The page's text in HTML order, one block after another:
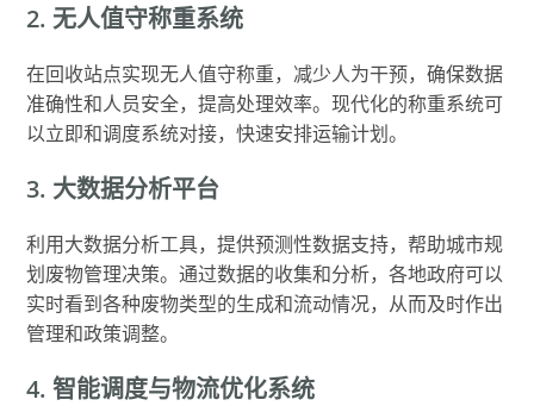
2. 无人值守称重系统
在回收站点实现无人值守称重，减少人为干预，确保数据
准确性和人员安全，提高处理效率。现代化的称重系统可
以立即和调度系统对接，快速安排运输计划。
3. 大数据分析平台
利用大数据分析工具，提供预测性数据支持，帮助城市规
划废物管理决策。通过数据的收集和分析，各地政府可以
实时看到各种废物类型的生成和流动情况，从而及时作出
管理和政策调整。
4. 智能调度与物流优化系统